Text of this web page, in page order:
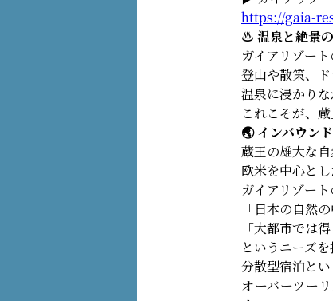
https://gaia-
♨ 温泉と絶景
ガイアリゾー
登山や散策、ド
温泉に浸かり
これこそが、
🌏 インバウン
蔵王の雄大な自
欧米を中心と
ガイアリゾート
「日本の自然
「大都市では
というニーズを
分散型宿泊とい
オーバーツー